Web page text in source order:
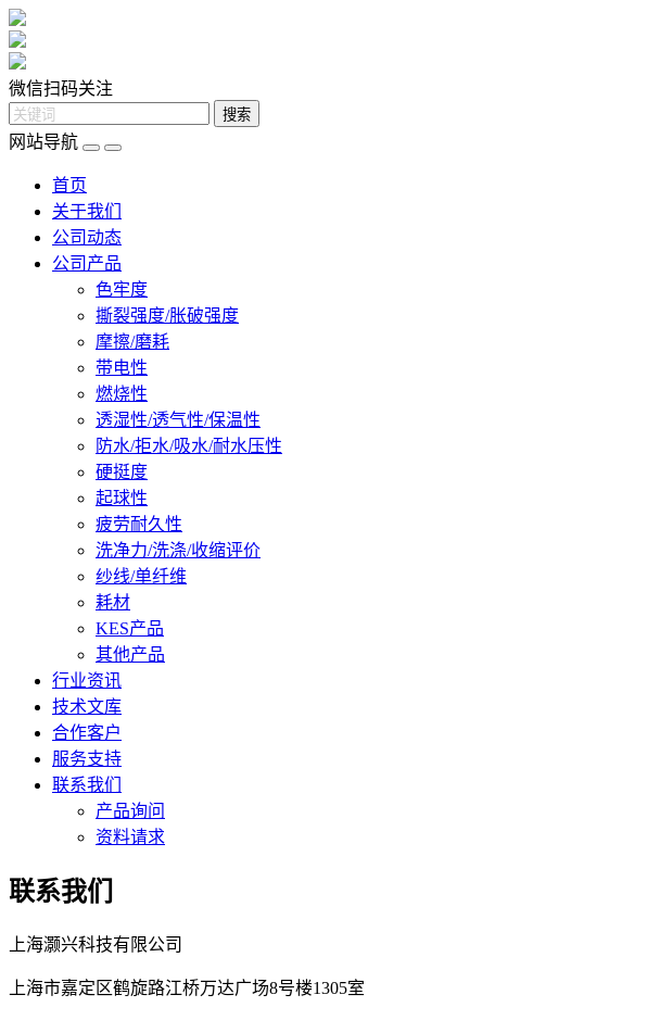
微信扫码关注
网站导航
首页
关于我们
公司动态
公司产品
色牢度
撕裂强度/胀破强度
摩擦/磨耗
带电性
燃烧性
透湿性/透气性/保温性
防水/拒水/吸水/耐水压性
硬挺度
起球性
疲劳耐久性
洗净力/洗涤/收缩评价
纱线/单纤维
耗材
KES产品
其他产品
行业资讯
技术文库
合作客户
服务支持
联系我们
产品询问
资料请求
联系我们
上海灏兴科技有限公司
上海市嘉定区鹤旋路江桥万达广场8号楼1305室